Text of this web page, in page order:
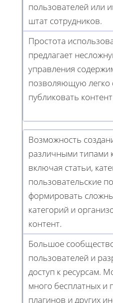
пользователей или
штат сотрудников.
Простота
предлагает
управления
позволяющую легко
публиковать
Возможность
различными типами
включая статьи,
пользовательские
формировать
категорий и
контент.
Большое
пользователей и
доступ к ресурсам.
много бесплатных и
плагинов и других